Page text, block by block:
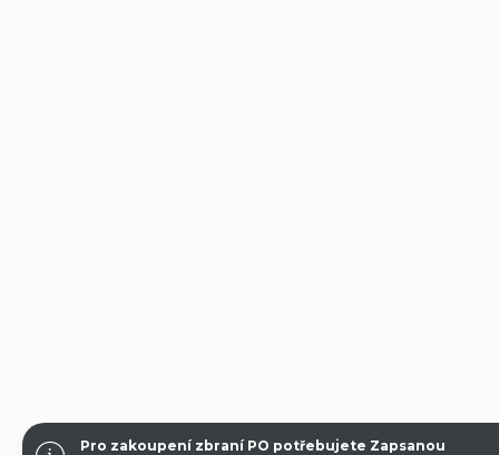
Pro zakoupení zbraní PO potřebujete Zapsanou